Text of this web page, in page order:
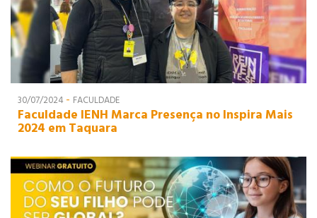
30/07/2024 - FACULDADE
Faculdade IENH Marca Presença no Inspira Mais
2024 em Taquara